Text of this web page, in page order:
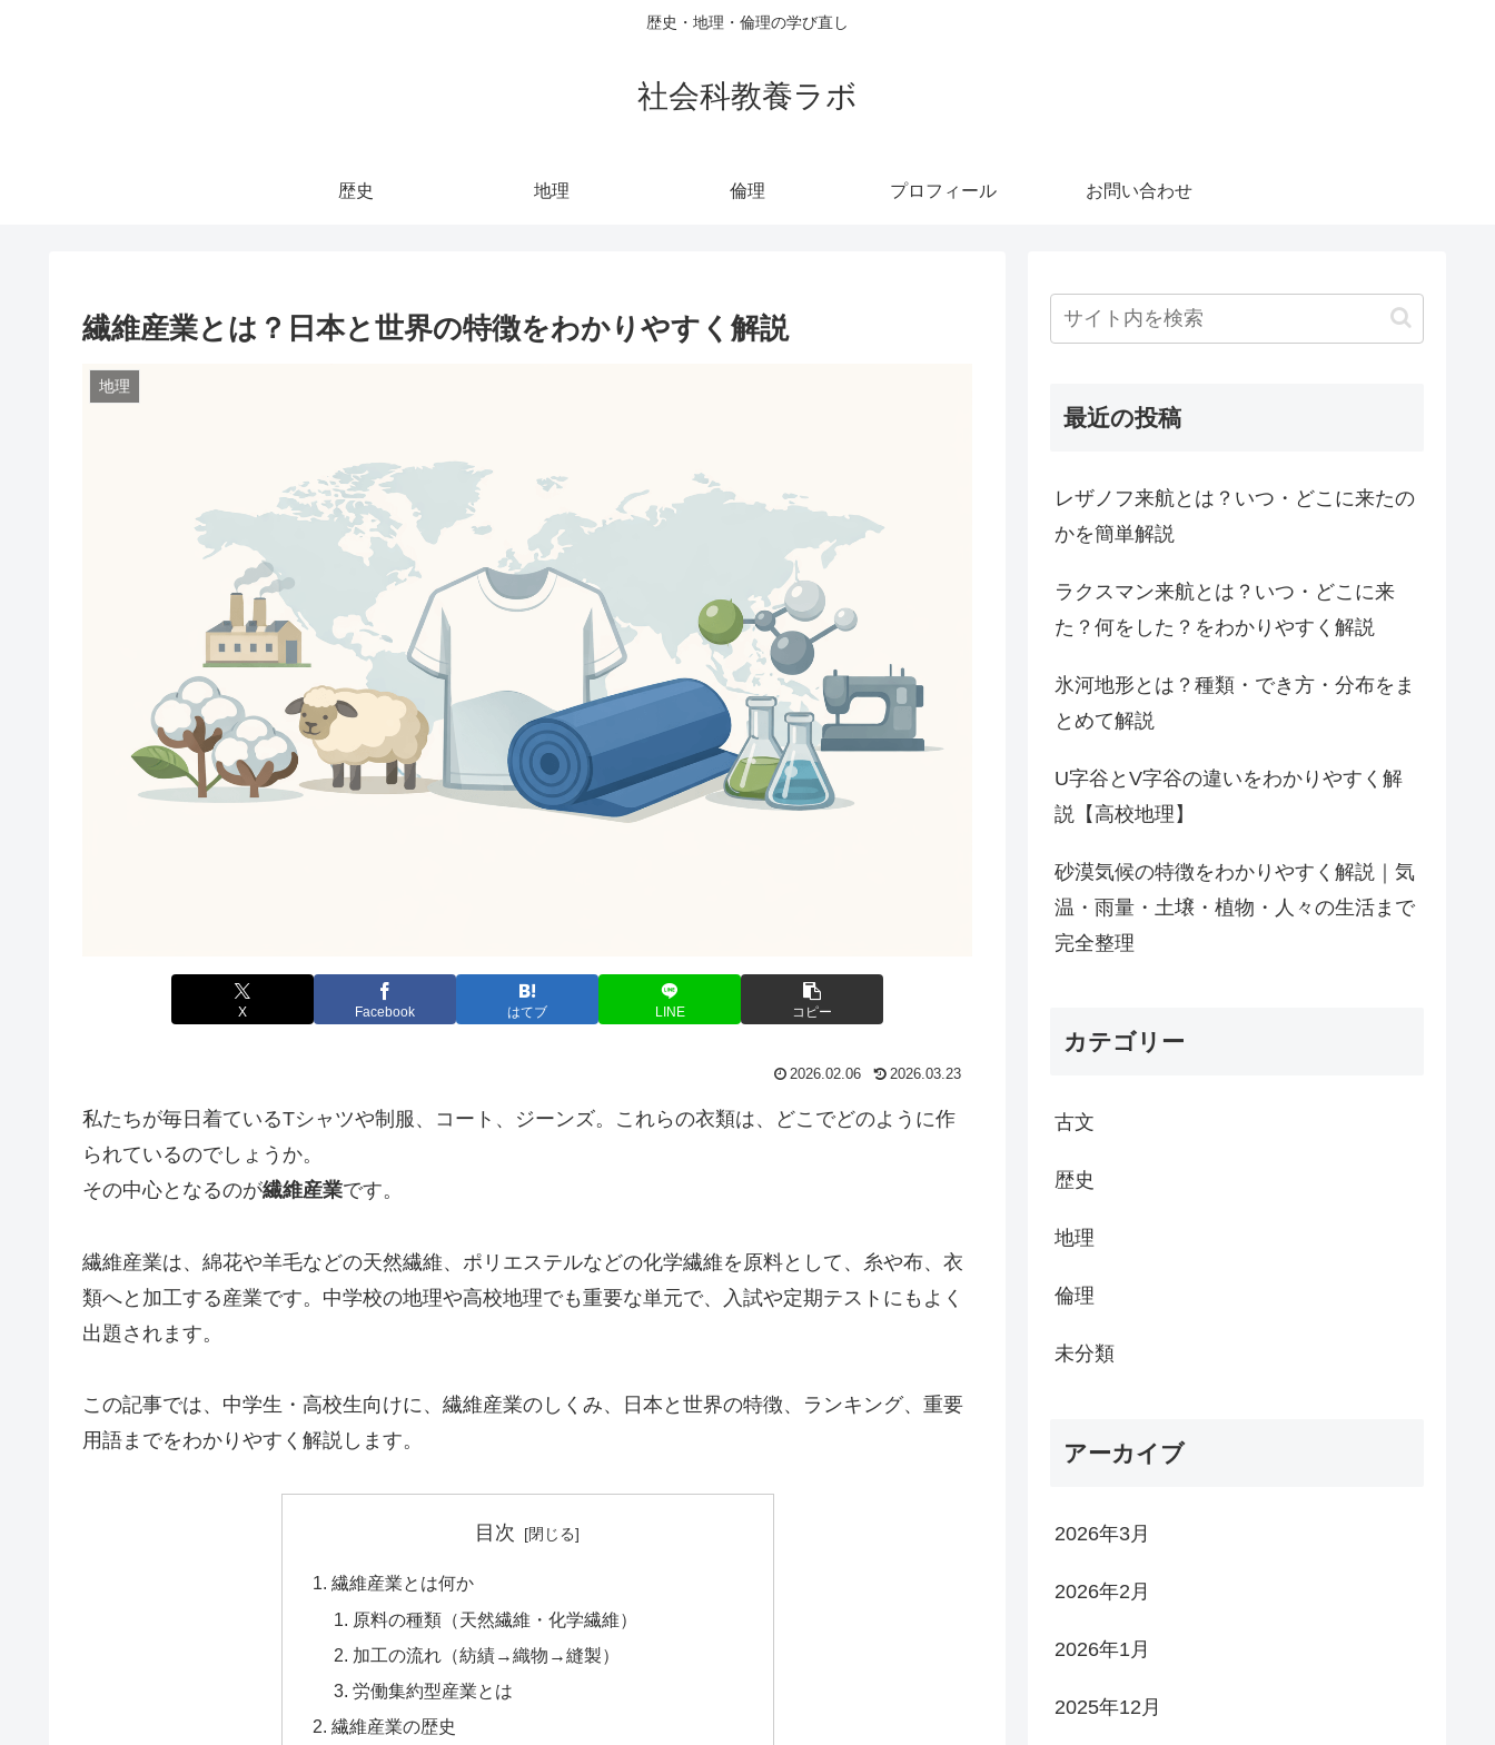
歴史・地理・倫理の学び直し
社会科教養ラボ
歴史 地理 倫理 プロフィール お問い合わせ
繊維産業とは？日本と世界の特徴をわかりやすく解説
地理
X Facebook はてブ LINE コピー
2026.02.06 2026.03.23
私たちが毎日着ているTシャツや制服、コート、ジーンズ。これらの衣類は、どこでどのように作
られているのでしょうか。
その中心となるのが繊維産業です。
繊維産業は、綿花や羊毛などの天然繊維、ポリエステルなどの化学繊維を原料として、糸や布、衣
類へと加工する産業です。中学校の地理や高校地理でも重要な単元で、入試や定期テストにもよく
出題されます。
この記事では、中学生・高校生向けに、繊維産業のしくみ、日本と世界の特徴、ランキング、重要
用語までをわかりやすく解説します。
目次
繊維産業とは何か
原料の種類（天然繊維・化学繊維）
加工の流れ（紡績→織物→縫製）
労働集約型産業とは
繊維産業の歴史
最近の投稿
レザノフ来航とは？いつ・どこに来たの
かを簡単解説
ラクスマン来航とは？いつ・どこに来
た？何をした？をわかりやすく解説
氷河地形とは？種類・でき方・分布をま
とめて解説
U字谷とV字谷の違いをわかりやすく解
説【高校地理】
砂漠気候の特徴をわかりやすく解説｜気
温・雨量・土壌・植物・人々の生活まで
完全整理
カテゴリー
古文
歴史
地理
倫理
未分類
アーカイブ
2026年3月
2026年2月
2026年1月
2025年12月